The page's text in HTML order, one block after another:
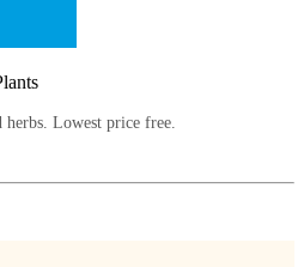
Lowest price free.